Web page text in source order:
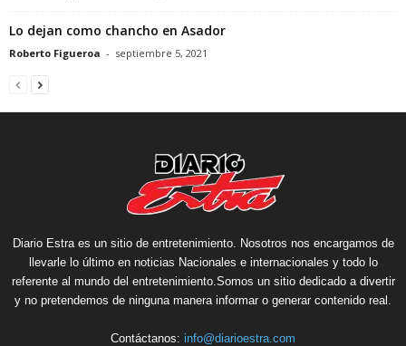
Lo dejan como chancho en Asador
Roberto Figueroa - septiembre 5, 2021
Diario Estra es un sitio de entretenimiento. Nosotros nos encargamos de
llevarle lo último en noticias Nacionales e internacionales y todo lo
referente al mundo del entretenimiento.Somos un sitio dedicado a divertir
y no pretendemos de ninguna manera informar o generar contenido real.
Contáctanos: info@diarioestra.com